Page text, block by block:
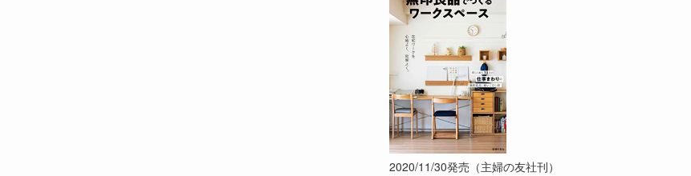
2020/11/30発売（主婦の友社刊）